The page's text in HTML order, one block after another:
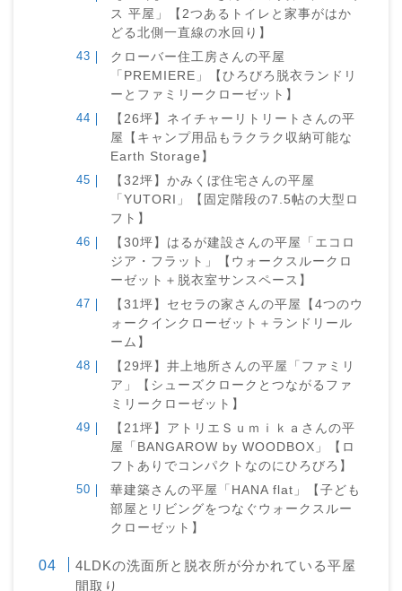
ス 平屋」【2つあるトイレと家事がはか
どる北側一直線の水回り】
クローバー住工房さんの平屋
「PREMIERE」【ひろびろ脱衣ランドリ
ーとファミリークローゼット】
【26坪】ネイチャーリトリートさんの平
屋【キャンプ用品もラクラク収納可能な
Earth Storage】
【32坪】かみくぼ住宅さんの平屋
「YUTORI」【固定階段の7.5帖の大型ロ
フト】
【30坪】はるが建設さんの平屋「エコロ
ジア・フラット」【ウォークスルークロ
ーゼット＋脱衣室サンスペース】
【31坪】セセラの家さんの平屋【4つのウ
ォークインクローゼット＋ランドリール
ーム】
【29坪】井上地所さんの平屋「ファミリ
ア」【シューズクロークとつながるファ
ミリークローゼット】
【21坪】アトリエＳｕｍｉｋａさんの平
屋「BANGAROW by WOODBOX」【ロ
フトありでコンパクトなのにひろびろ】
華建築さんの平屋「HANA flat」【子ども
部屋とリビングをつなぐウォークスルー
クローゼット】
4LDKの洗面所と脱衣所が分かれている平屋
間取り